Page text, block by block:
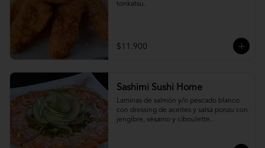
tonkatsu.
$11.900
Sashimi Sushi Home
Laminas de salmón y/o pescado blanco
con dressing de aceites y salsa ponzu con
jengibre, sésamo y ciboulette.